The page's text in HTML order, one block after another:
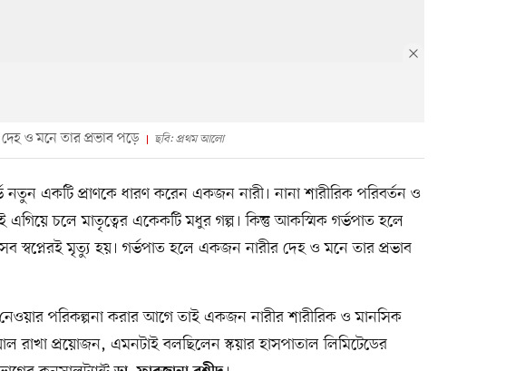
ও মনে তার প্রভাব পড়ে ছবি: প্রথম আলো
একটি প্রাণকে ধারণ করেন একজন নারী। নানা শারীরিক পরিবর্তন ও
এগিয়ে চলে মাতৃত্বের একেকটি মধুর গল্প। কিন্তু আকস্মিক গর্ভপাত হলে
স্বপ্নেরই মৃত্যু হয়। গর্ভপাত হলে একজন নারীর দেহ ও মনে তার প্রভাব
পরিকল্পনা করার আগে তাই একজন নারীর শারীরিক ও মানসিক
রাখা প্রয়োজন, এমনটাই বলছিলেন স্কয়ার হাসপাতাল লিমিটেডের